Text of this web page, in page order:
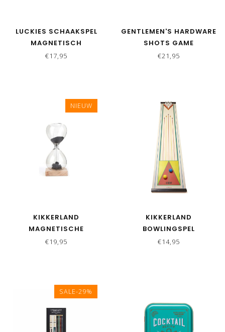
LUCKIES SCHAAKSPEL
MAGNETISCH
€17,95
GENTLEMEN'S HARDWARE
SHOTS GAME
€21,95
NIEUW
KIKKERLAND
MAGNETISCHE
ZANDLOPER
€19,95
KIKKERLAND
BOWLINGSPEL
TRAVELSIZE
€14,95
SALE-29%